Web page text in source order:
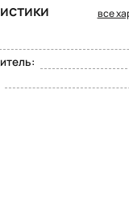
все